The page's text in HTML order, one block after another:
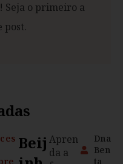
Seja o primeiro a
post.
Beij Apren
da a
Dna
Ben
ta